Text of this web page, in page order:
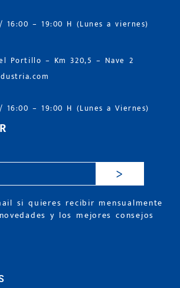
16:00 – 19:00 H (Lunes a viernes)
Portillo – Km 320,5 – Nave 2
16:00 – 19:00 H (Lunes a Viernes)
>
si quieres recibir mensualmente
y los mejores consejos